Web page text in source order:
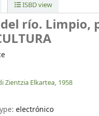
ISBD view
río.
Zientzia Elkartea, 1958
electrónico